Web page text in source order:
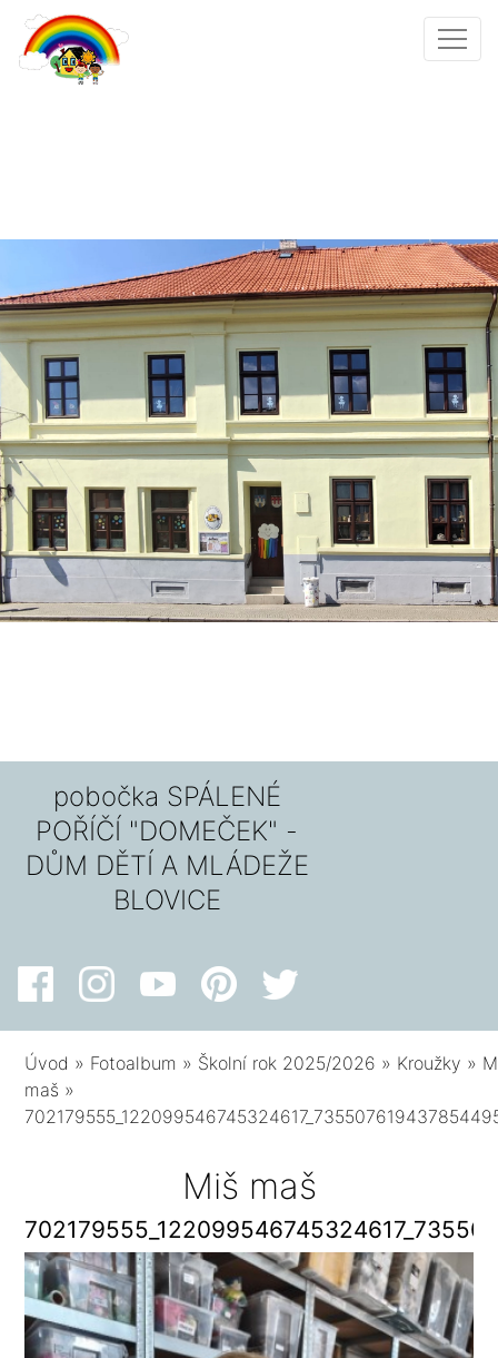
pobočka SPÁLENÉ
POŘÍČÍ "DOMEČEK" -
DŮM DĚTÍ A MLÁDEŽE
BLOVICE
Úvod » Fotoalbum » Školní rok 2025/2026 » Kroužky »
maš »
Miš maš